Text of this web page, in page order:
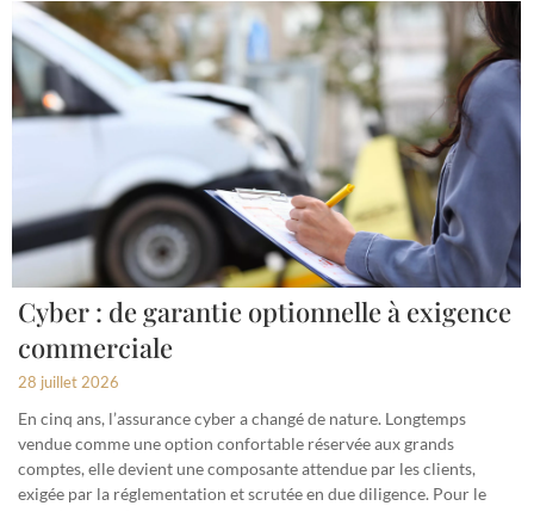
Cyber : de garantie optionnelle à exigence
commerciale
28 juillet 2026
En cinq ans, l’assurance cyber a changé de nature. Longtemps
vendue comme une option confortable réservée aux grands
comptes, elle devient une composante attendue par les clients,
exigée par la réglementation et scrutée en due diligence. Pour le